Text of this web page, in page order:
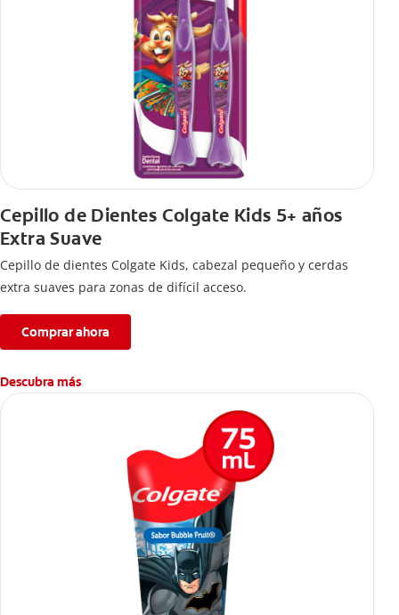
Cepillo de Dientes Colgate Kids 5+ años
Extra Suave
Cepillo de dientes Colgate Kids, cabezal pequeño y cerdas
extra suaves para zonas de difícil acceso.
Comprar ahora
Descubra más